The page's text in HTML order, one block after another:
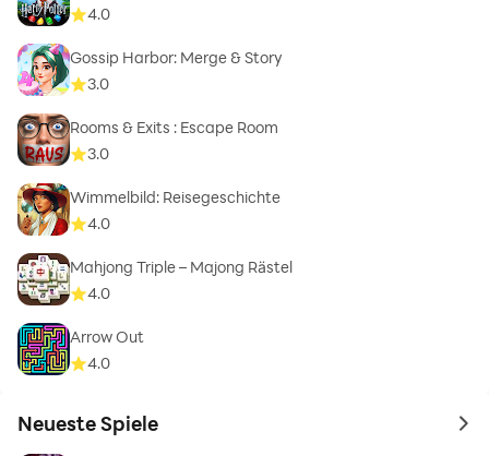
4.0
Gossip Harbor: Merge & Story
3.0
Rooms & Exits : Escape Room
3.0
Wimmelbild: Reisegeschichte
4.0
Mahjong Triple – Majong Rästel
4.0
Arrow Out
4.0
Neueste Spiele to